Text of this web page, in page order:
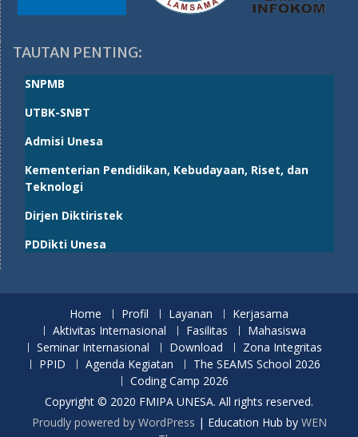
TAUTAN PENTING:
SNPMB
UTBK-SNBT
Admisi Unesa
Kementerian Pendidikan, Kebudayaan, Riset, dan
Teknologi
Dirjen Diktiristek
PDDikti Unesa
Home Profil Layanan
Kerjasama
Aktivitas Internasional
Fasilitas
Mahasiswa
Seminar Internasional
Download
Zona Integritas
PPID
Agenda Kegiatan
The SEAMS School 2026
Coding Camp 2026
Copyright © 2020 FMIPA UNESA. All rights reserved.
Proudly powered by WordPress | Education Hub by WEN